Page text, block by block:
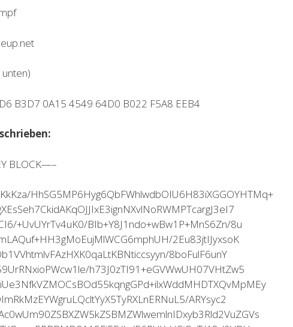
B3D7 0A15 4549 64D0 B022 F5A8 EEB4
BLOCK—–
HhSG5MP6Hyg6QbFWhlwdbOIU6H83iXGGOYHTMq+
+UvUYrTv4uK0/BIb+Y8J1ndo+wBw1P+MnS6Zn/8u
2Eu83jtIJyxsoK
8boFulF6unY
h73J0zTI91+eGVWwUH07VHtZw5
ARYsyc2